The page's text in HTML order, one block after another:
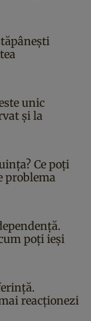
unic
și la
Ce poți
problema
poți ieși
reacționezi